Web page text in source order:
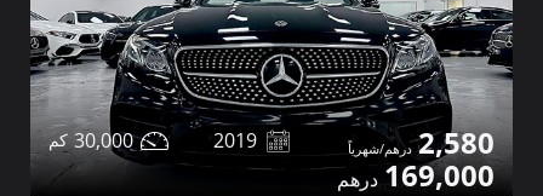
2,580
169,000
2019
30,000